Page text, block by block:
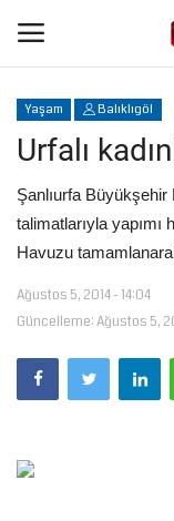
Giriş Yap
Anasayfa
Köşe Yazıları
Magazin
Şanlıurfa
Spor
Yaşam Balıklıgöl
Urfalı
Şanlıurfa Büyükşehir
talimatlarıyla yapımı
Havuzu
Ağustos 5, 2014 - 14:04
Güncelleme: Ağustos 5,